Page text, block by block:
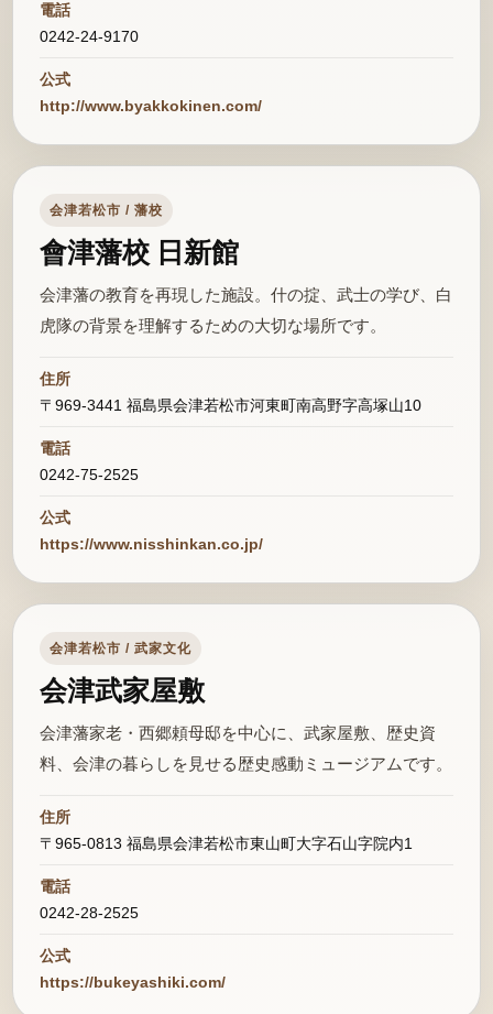
電話
0242-24-9170
公式
http://www.byakkokinen.com/
会津若松市 / 藩校
會津藩校 日新館
会津藩の教育を再現した施設。什の掟、武士の学び、白
虎隊の背景を理解するための大切な場所です。
住所
〒969-3441 福島県会津若松市河東町南高野字高塚山10
電話
0242-75-2525
公式
https://www.nisshinkan.co.jp/
会津若松市 / 武家文化
会津武家屋敷
会津藩家老・西郷頼母邸を中心に、武家屋敷、歴史資
料、会津の暮らしを見せる歴史感動ミュージアムです。
住所
〒965-0813 福島県会津若松市東山町大字石山字院内1
電話
0242-28-2525
公式
https://bukeyashiki.com/